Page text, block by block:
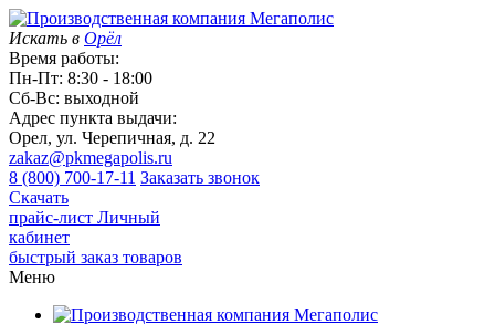
Искать в Орёл
Время работы:
Пн-Пт: 8:30 - 18:00
Сб-Вс: выходной
Адрес пункта выдачи:
Орел, ул. Черепичная, д. 22
zakaz@pkmegapolis.ru
8 (800) 700-17-11 Заказать звонок
Скачать
прайс-лист Личный
кабинет
быстрый заказ товаров
Меню